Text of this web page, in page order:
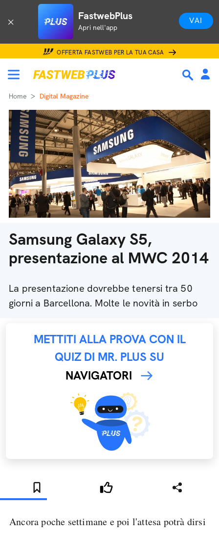
FastwebPlus
Apri nell'app
VAI
OFFERTA FASTWEB PER LA TUA CASA
Home Digital Magazine
Samsung Galaxy S5,
presentazione al MWC 2014
La presentazione dovrebbe tenersi tra 50
giorni a Barcellona. Molte le novità in serbo
METTITI ALLA PROVA CON IL
QUIZ DI MR. PLUS SU
NAVIGATORI
Ancora poche settimane e poi l'attesa potrà dirsi